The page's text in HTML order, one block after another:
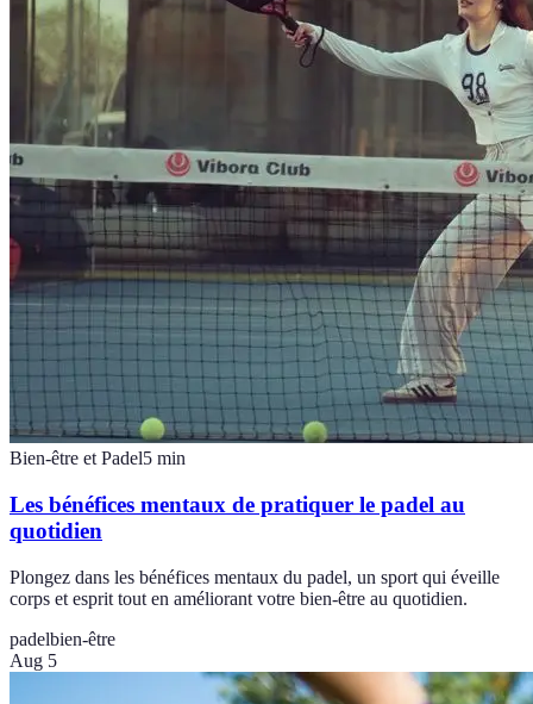
Bien-être et Padel5 min
Les bénéfices mentaux de pratiquer le padel au
quotidien
Plongez dans les bénéfices mentaux du padel, un sport qui éveille
corps et esprit tout en améliorant votre bien-être au quotidien.
padelbien-être
Aug 5